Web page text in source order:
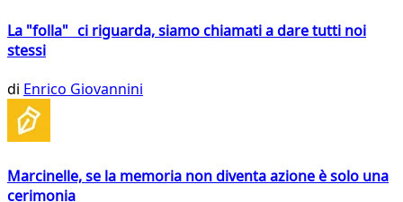
La "folla" ci riguarda, siamo chiamati a dare tutti noi
stessi
di Enrico Giovannini
Marcinelle, se la memoria non diventa azione è solo una
cerimonia